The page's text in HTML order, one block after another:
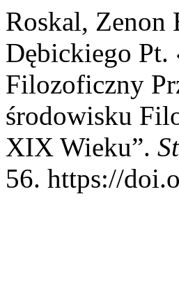
Roskal, Zenon
Dębickiego Pt.
Filozoficzny
środowisku
XIX Wieku”.
56. https://